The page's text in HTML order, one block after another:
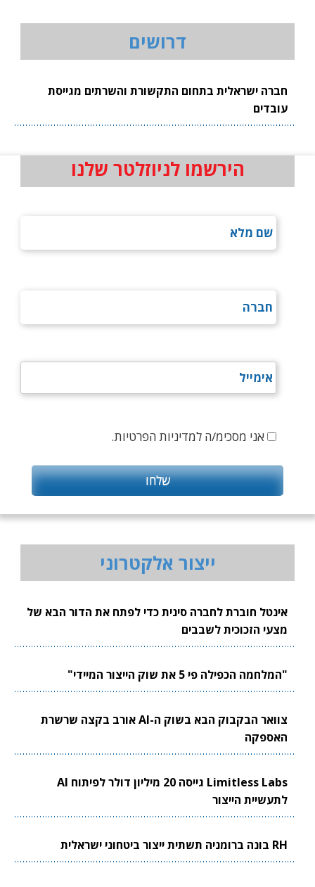
דרושים
חברה ישראלית בתחום התקשורת והשרתים מגייסת
עובדים
הירשמו לניוזלטר שלנו
אני מסכימ/ה למדיניות הפרטיות.
ייצור אלקטרוני
אינטל חוברת לחברה סינית כדי לפתח את הדור הבא של
מצעי הזכוכית לשבבים
"המלחמה הכפילה פי 5 את שוק הייצור המיידי"
צוואר הבקבוק הבא בשוק ה-AI אורב בקצה שרשרת
האספקה
Limitless Labs גייסה 20 מיליון דולר לפיתוח AI
לתעשיית הייצור
RH בונה ברומניה תשתית ייצור ביטחוני ישראלית